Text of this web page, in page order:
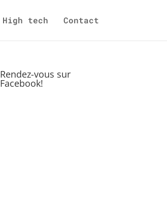
High tech Contact
Rendez-vous sur
Facebook!